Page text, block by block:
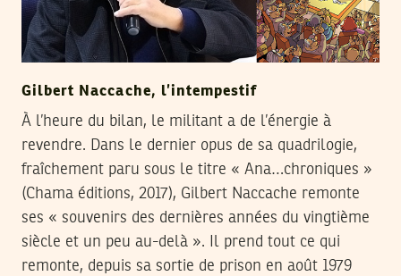
Gilbert Naccache, l’intempestif
À l’heure du bilan, le militant a de l’énergie à
revendre. Dans le dernier opus de sa quadrilogie,
fraîchement paru sous le titre « Ana…chroniques »
(Chama éditions, 2017), Gilbert Naccache remonte
ses « souvenirs des dernières années du vingtième
siècle et un peu au-delà ». Il prend tout ce qui
remonte, depuis sa sortie de prison en août 1979